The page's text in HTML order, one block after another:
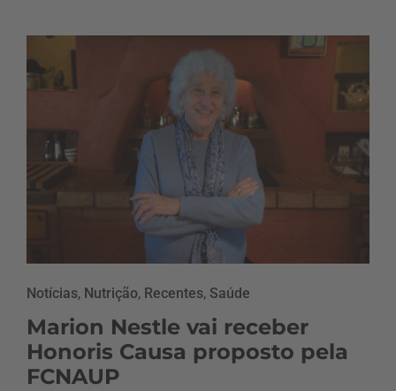
Notícias, Nutrição, Recentes, Saúde
Marion Nestle vai receber
Honoris Causa proposto pela
FCNAUP